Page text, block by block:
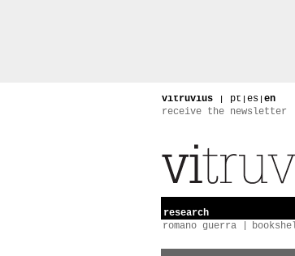
vitruvius | pt | es | en
receive the newsletter
research
romano guerra